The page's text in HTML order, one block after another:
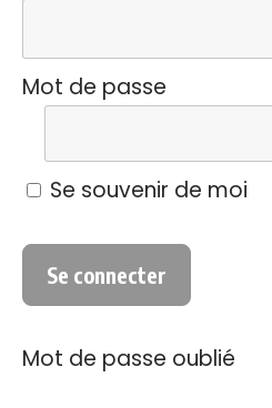
Mot de passe
Se souvenir de moi
Mot de passe oublié